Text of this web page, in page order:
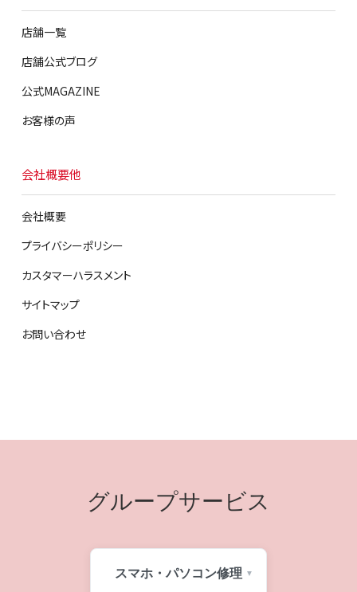
店舗一覧
店舗公式ブログ
公式MAGAZINE
お客様の声
会社概要他
会社概要
プライバシーポリシー
カスタマーハラスメント
サイトマップ
お問い合わせ
グループサービス
スマホ・パソコン修理